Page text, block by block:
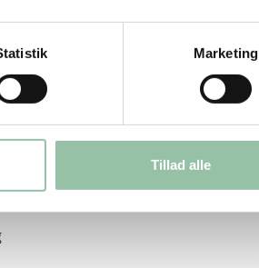
Marketing
Tillad alle